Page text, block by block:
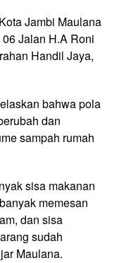
Jambi Maulana
Jalan H.A Roni
Handil Jaya,
bahwa pola
dan
sampah rumah
sisa makanan
memesan
dan sisa
sudah
Maulana.